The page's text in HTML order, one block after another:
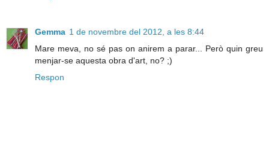
Gemma 1 de novembre del 2012, a les 8:44
Mare meva, no sé pas on anirem a parar... Però quin greu
menjar-se aquesta obra d'art, no? ;)
Respon